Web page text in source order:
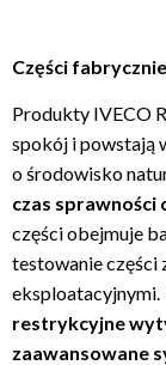
Części
Produkty IVECO
spokój i powstają
o środowisko
czas sprawności
części obejmuje
testowanie części
eksploatacyjnymi.
restrykcyjne
zaawansowane